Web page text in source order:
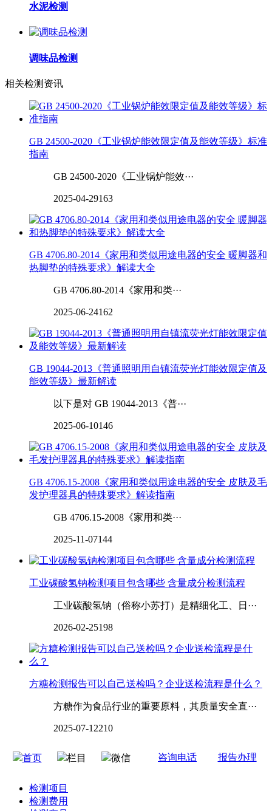
水泥检测
调味品检测
相关检测资讯
GB 24500-2020《工业锅炉能效限定值及能效等级》标准
指南
GB 24500-2020《工业锅炉能效···
2025-04-29163
GB 4706.80-2014《家用和类似用途电器的安全 暖脚器和
热脚垫的特殊要求》解读大全
GB 4706.80-2014《家用和类···
2025-06-24162
GB 19044-2013《普通照明用自镇流荧光灯能效限定值及
能效等级》最新解读
以下是对 GB 19044-2013《普···
2025-06-10146
GB 4706.15-2008《家用和类似用途电器的安全 皮肤及毛
发护理器具的特殊要求》解读指南
GB 4706.15-2008《家用和类···
2025-11-07144
工业碳酸氢钠检测项目包含哪些 含量成分检测流程
工业碳酸氢钠（俗称小苏打）是精细化工、日···
2026-02-25198
方糖检测报告可以自己送检吗？企业送检流程是什么？
方糖作为食品行业的重要原料，其质量安全直···
2025-07-12210
首页 栏目 微信 咨询电话 报告办理
检测项目
检测费用